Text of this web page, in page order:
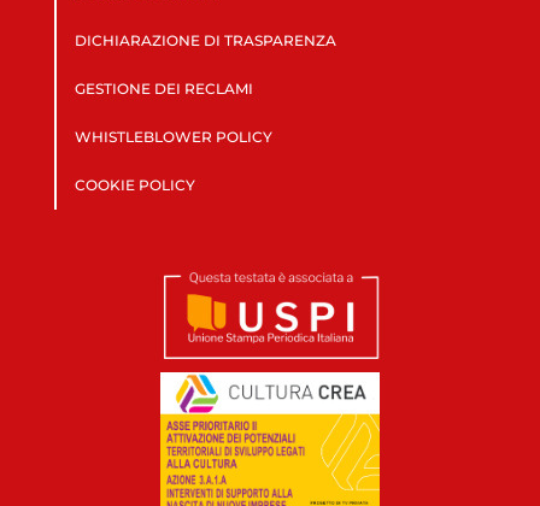
DICHIARAZIONE DI TRASPARENZA
GESTIONE DEI RECLAMI
WHISTLEBLOWER POLICY
COOKIE POLICY